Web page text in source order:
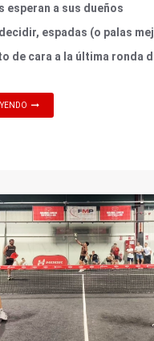
esperan a sus dueños
espadas (o palas
de cara a la última ronda